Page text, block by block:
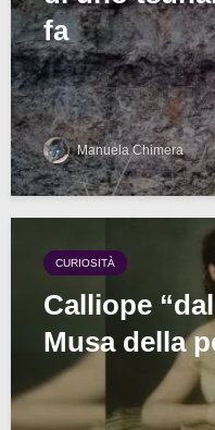
fa
Manuela Chimera
CURIOSITÀ
Calliope
Musa della